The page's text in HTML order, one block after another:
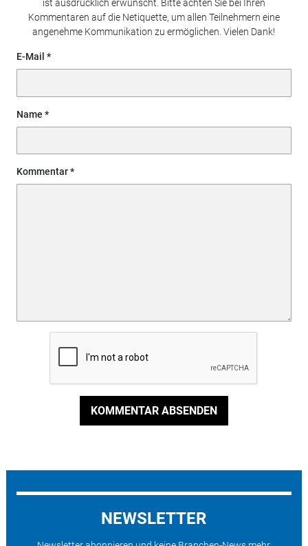
ist ausdrücklich erwünscht. Bitte achten Sie bei Ihren
Kommentaren auf die Netiquette, um allen Teilnehmern eine
angenehme Kommunikation zu ermöglichen. Vielen Dank!
E-Mail
Name
Kommentar
KOMMENTAR ABSENDEN
NEWSLETTER